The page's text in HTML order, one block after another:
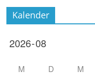
Kalender
M D M